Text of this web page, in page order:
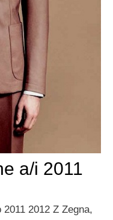
a/i 2011
2012 Z Zegna,